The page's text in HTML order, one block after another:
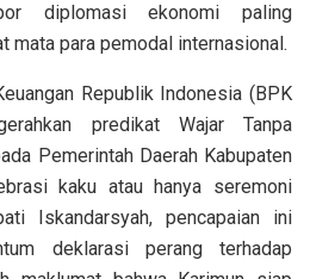
diplomasi ekonomi paling
mata para pemodal internasional.
Republik Indonesia (BPK
predikat Wajar Tanpa
Pemerintah Daerah Kabupaten
kaku atau hanya seremoni
Iskandarsyah, pencapaian ini
deklarasi perang terhadap